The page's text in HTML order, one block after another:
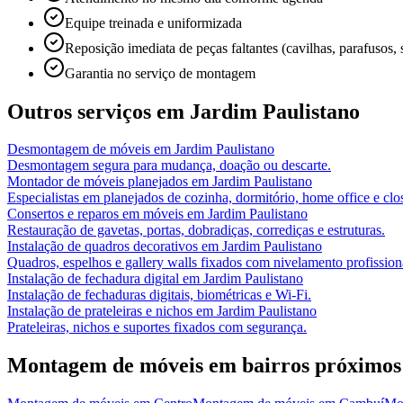
Equipe treinada e uniformizada
Reposição imediata de peças faltantes (cavilhas, parafusos,
Garantia no serviço de montagem
Outros serviços em Jardim Paulistano
Desmontagem de móveis em Jardim Paulistano
Desmontagem segura para mudança, doação ou descarte.
Montador de móveis planejados em Jardim Paulistano
Especialistas em planejados de cozinha, dormitório, home office e
Consertos e reparos em móveis em Jardim Paulistano
Restauração de gavetas, portas, dobradiças, corrediças e estruturas.
Instalação de quadros decorativos em Jardim Paulistano
Quadros, espelhos e gallery walls fixados com nivelamento
Instalação de fechadura digital em Jardim Paulistano
Instalação de fechaduras digitais, biométricas e Wi-Fi.
Instalação de prateleiras e nichos em Jardim Paulistano
Prateleiras, nichos e suportes fixados com segurança.
Montagem de móveis em bairros próximos